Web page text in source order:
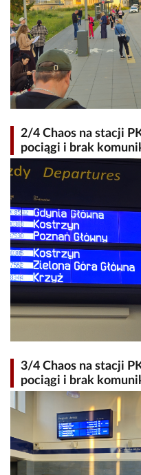
2/4 Chaos na stacji
pociągi i brak
3/4 Chaos na stacji
pociągi i brak